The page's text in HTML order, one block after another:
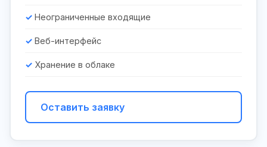
Неограниченные входящие
Веб-интерфейс
Хранение в облаке
Оставить заявку